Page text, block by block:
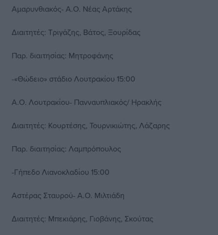
Αμαρυνθιακός- Α.Ο. Νέας Αρτάκης
Διαιτητές: Τριγάζης, Βάτος, Ξουρίδας
Παρ. διαιτησίας: Μητροφάνης
-«Θώδειο» στάδιο Λουτρακίου 15:00
Α.Ο. Λουτρακίου- Πανναυπλιακός/ Ηρακλής
Διαιτητές: Κουρτέσης, Τουρνικιώτης, Λάζαρης
Παρ. διαιτησίας: Λαμπρόπουλος
-Γήπεδο Λιανοκλαδίου 15:00
Αστέρας Σταυρού- Α.Ο. Μιλτιάδη
Διαιτητές: Μπεκιάρης, Γιοβάνης, Σκούτας